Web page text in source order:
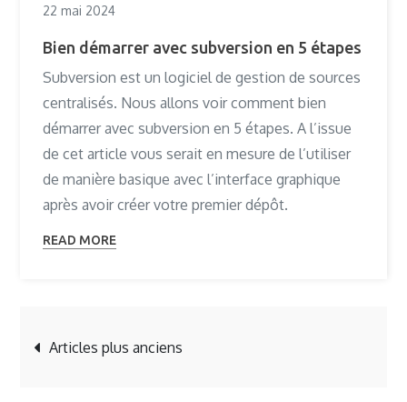
22 mai 2024
Bien démarrer avec subversion en 5 étapes
Subversion est un logiciel de gestion de sources
centralisés. Nous allons voir comment bien
démarrer avec subversion en 5 étapes. A l’issue
de cet article vous serait en mesure de l’utiliser
de manière basique avec l’interface graphique
après avoir créer votre premier dépôt.
READ MORE
Navigation
Articles plus anciens